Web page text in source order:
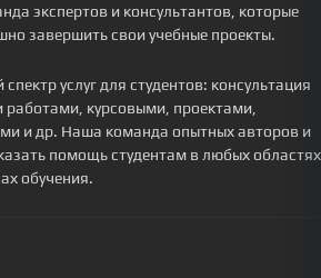
экспертов и консультантов, которые
завершить свои учебные проекты.
услуг для студентов: консультация
курсовыми, проектами,
и др. Наша команда опытных авторов и
помощь студентам в любых областях
обучения.